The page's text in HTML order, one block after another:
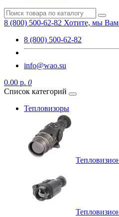
8 (800) 500-62-82 Хотите, мы Вам
8 (800) 500-62-82
info@wao.su
0.00 р. 0
Список категорий
Тепловизоры